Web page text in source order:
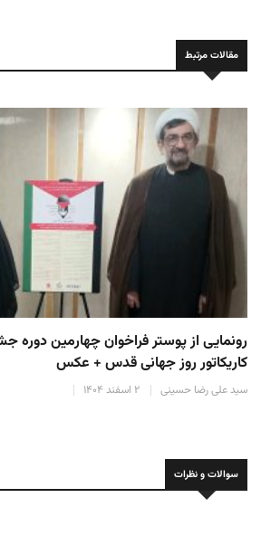
مقالات مرتبط
رونمایی از پوستر فراخوان چهارمین دوره
کاریکاتور روز جهانی قدس + عکس
سید علی رضا حسینی ۲ اسفند ۱۴۰۴
سوالات و نظرات